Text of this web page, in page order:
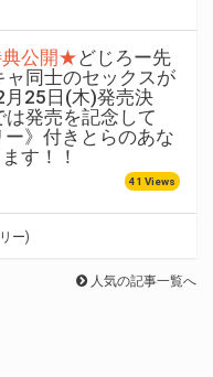
典公開★どじろー先
同士のセックスが
25日(木)発売決
発売を記念して
ー》付きとらのあな
す！！
41 Views
ー)
人気の記事一覧へ